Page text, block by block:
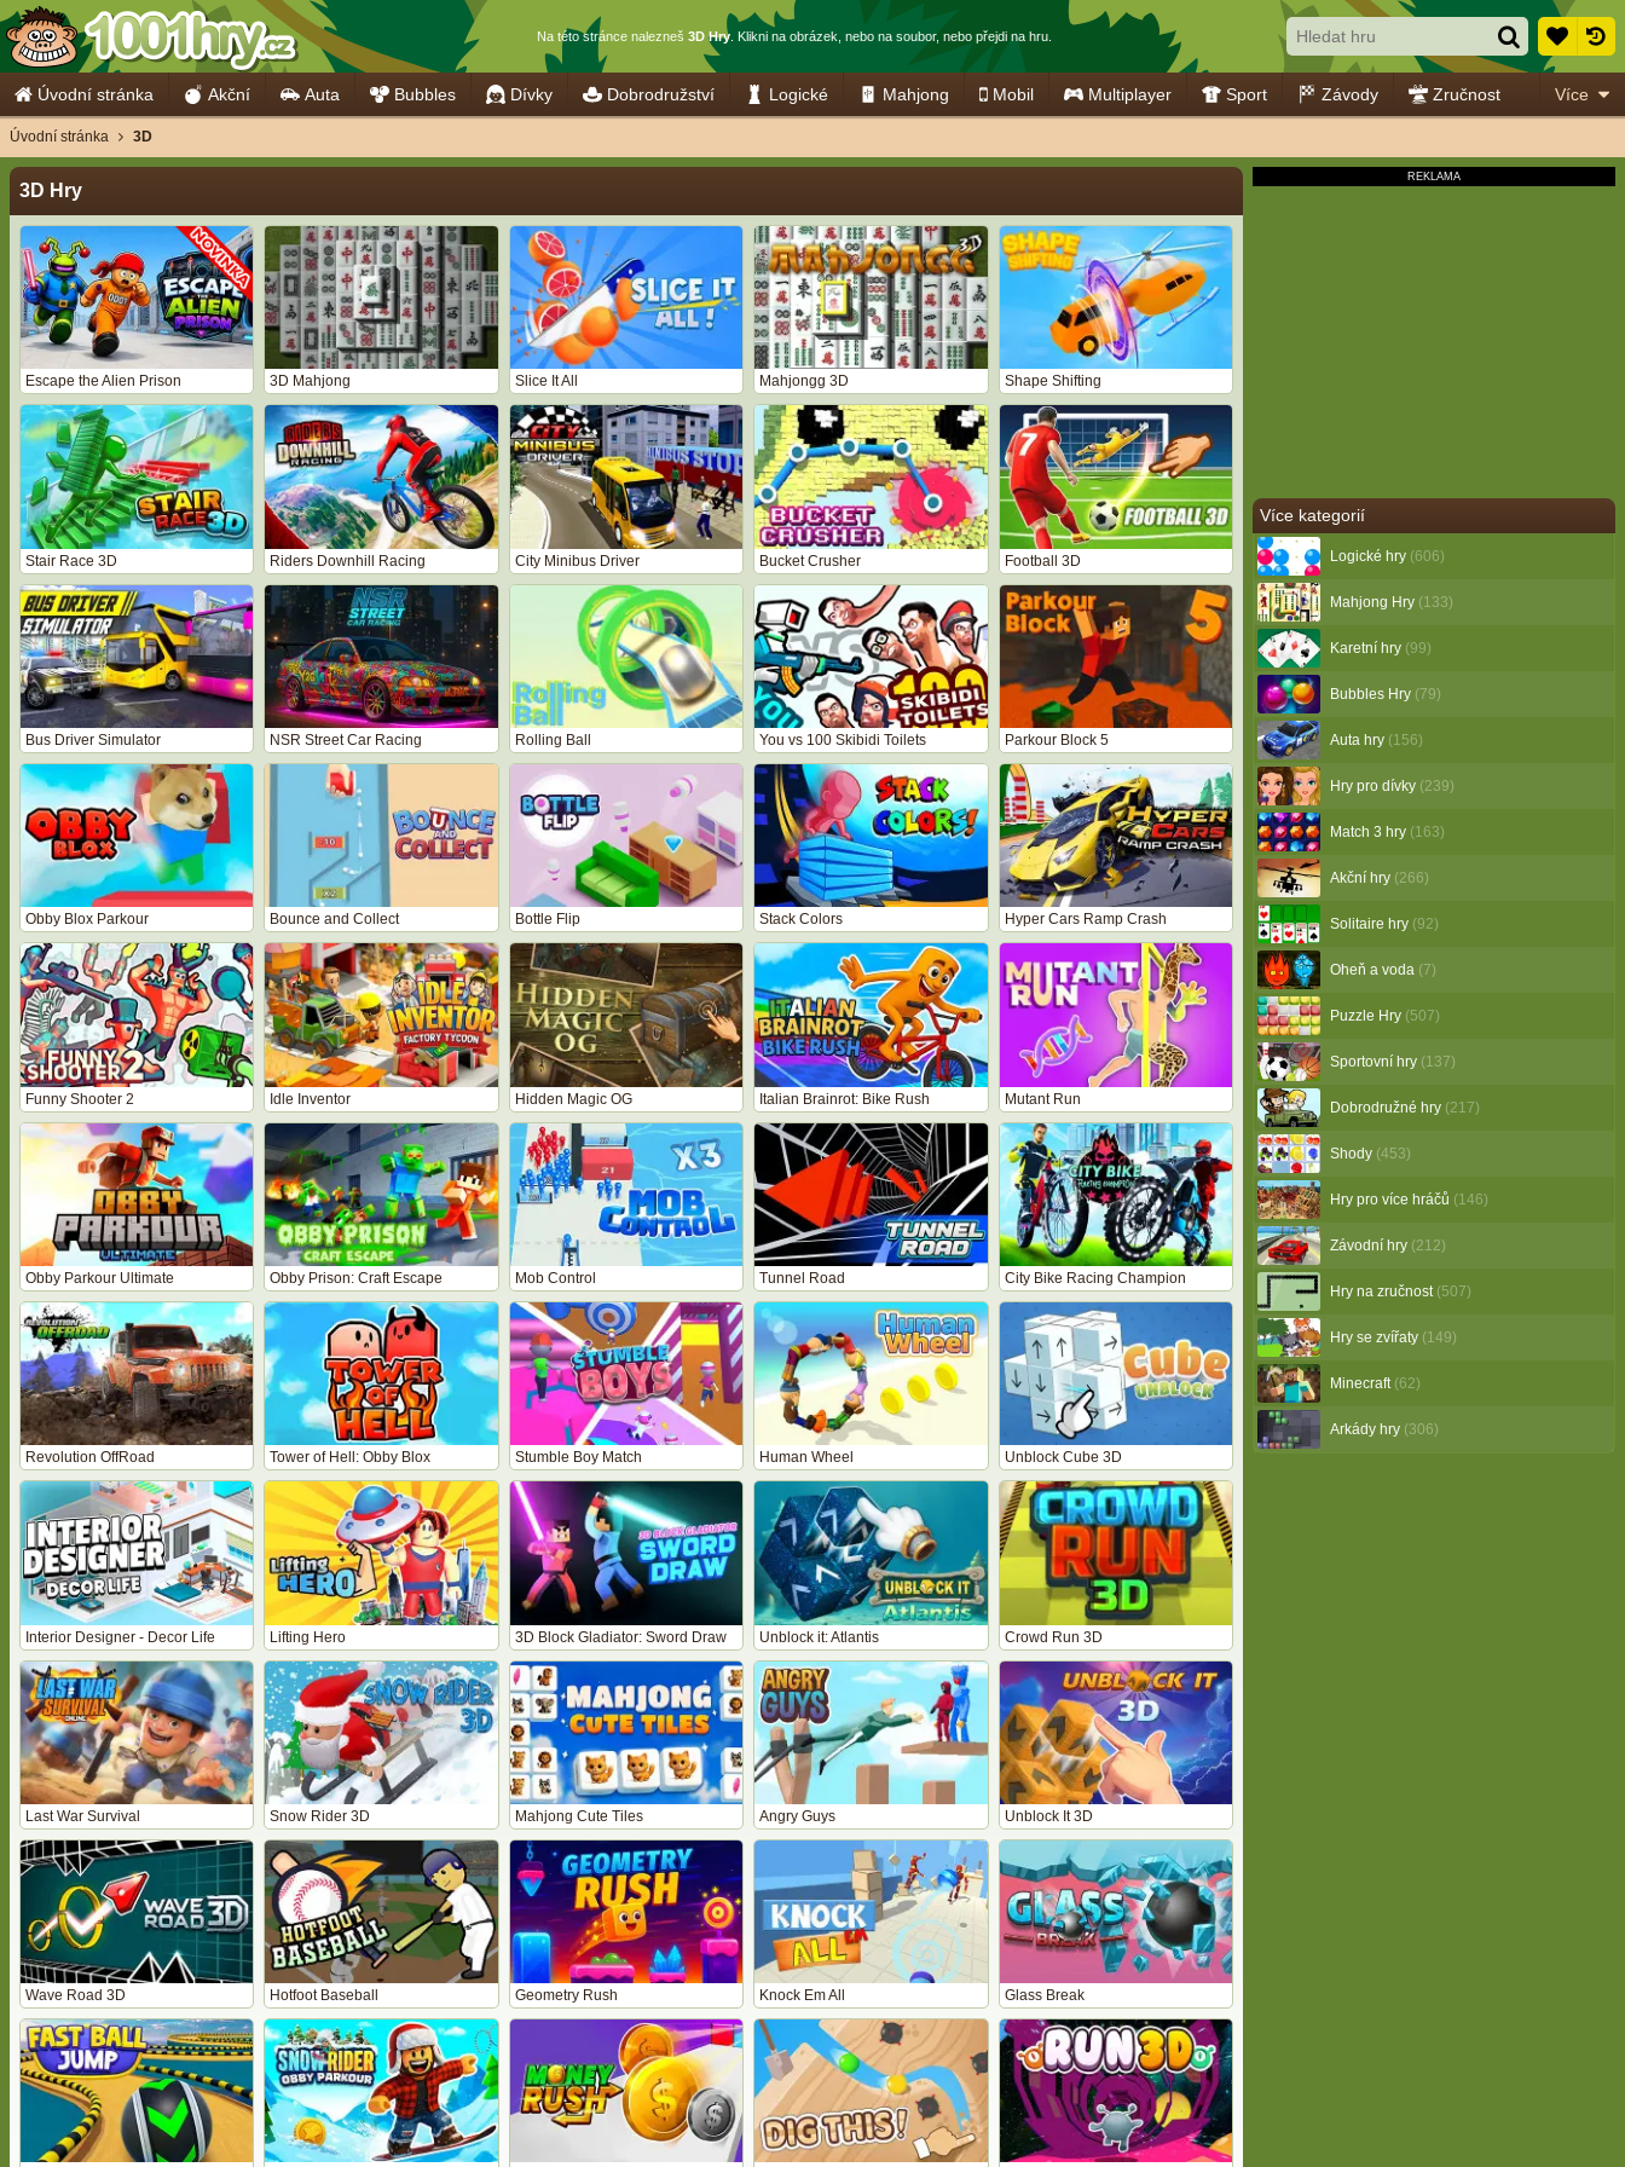
Na této stránce nalezneš 3D Hry . Klikni na obrázek, nebo na soubor, nebo přejdi na hru.
Úvodní stránka Akční Auta Bubbles Dívky Dobrodružství Logické Mahjong Mobil Multiplayer Sport Závody Zručnost Více
3D Hry
Escape the Alien Prison 3D Mahjong Slice It All Mahjongg 3D Shape Shifting
Stair Race 3D Riders Downhill Racing City Minibus Driver Bucket Crusher Football 3D
Bus Driver Simulator NSR Street Car Racing Rolling Ball You vs 100 Skibidi Toilets Parkour Block 5
Obby Blox Parkour Bounce and Collect Bottle Flip Stack Colors Hyper Cars Ramp Crash
Funny Shooter 2 Idle Inventor Hidden Magic OG Italian Brainrot: Bike Rush Mutant Run
Obby Parkour Ultimate Obby Prison: Craft Escape Mob Control Tunnel Road City Bike Racing Champion
Revolution OffRoad Tower of Hell: Obby Blox Stumble Boy Match Human Wheel Unblock Cube 3D
Interior Designer - Decor Life Lifting Hero 3D Block Gladiator: Sword Draw Unblock it: Atlantis Crowd Run 3D
Last War Survival Snow Rider 3D Mahjong Cute Tiles Angry Guys Unblock It 3D
Wave Road 3D Hotfoot Baseball Geometry Rush Knock Em All Glass Break
Více kategorií
Logické hry (606)
Mahjong Hry (133)
Karetní hry (99)
Bubbles Hry (79)
Auta hry (156)
Hry pro dívky (239)
Match 3 hry (163)
Akční hry (266)
Solitaire hry (92)
Oheň a voda (7)
Puzzle Hry (507)
Sportovní hry (137)
Dobrodružné hry (217)
Shody (453)
Hry pro více hráčů (146)
Závodní hry (212)
Hry na zručnost (507)
Hry se zvířaty (149)
Minecraft (62)
Arkády hry (306)
Úvodní stránka 3D